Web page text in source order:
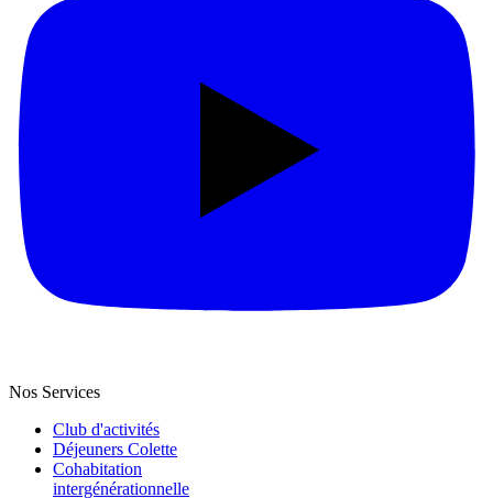
Nos Services
Club d'activités
Déjeuners Colette
Cohabitation
intergénération­nelle